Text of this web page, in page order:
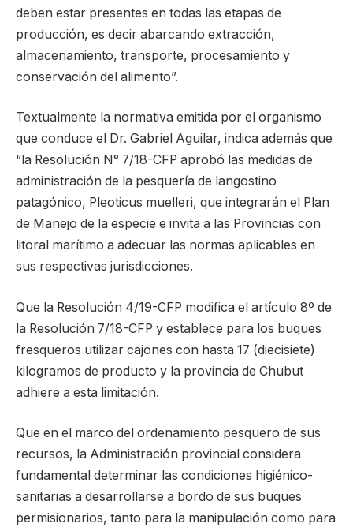
deben estar presentes en todas las etapas de
producción, es decir abarcando extracción,
almacenamiento, transporte, procesamiento y
conservación del alimento”.
Textualmente la normativa emitida por el organismo
que conduce el Dr. Gabriel Aguilar, indica además que
“la Resolución N° 7/18-CFP aprobó las medidas de
administración de la pesquería de langostino
patagónico, Pleoticus muelleri, que integrarán el Plan
de Manejo de la especie e invita a las Provincias con
litoral marítimo a adecuar las normas aplicables en
sus respectivas jurisdicciones.
Que la Resolución 4/19-CFP modifica el artículo 8º de
la Resolución 7/18-CFP y establece para los buques
fresqueros utilizar cajones con hasta 17 (diecisiete)
kilogramos de producto y la provincia de Chubut
adhiere a esta limitación.
Que en el marco del ordenamiento pesquero de sus
recursos, la Administración provincial considera
fundamental determinar las condiciones higiénico-
sanitarias a desarrollarse a bordo de sus buques
permisionarios, tanto para la manipulación como para